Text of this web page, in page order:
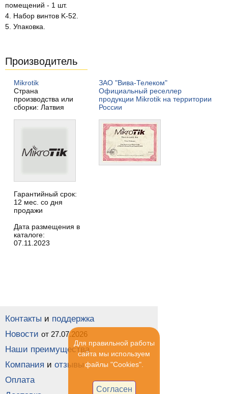
помещений - 1 шт.
4. Набор винтов K-52.
5. Упаковка.
Производитель
Mikrotik
Страна
производства или
сборки: Латвия
Гарантийный срок:
12 мес. со дня
продажи
Дата размещения в
каталоге:
07.11.2023
ЗАО "Вива-Телеком"
Официальный реселлер
продукции Mikrotik на территории
России
Контакты и поддержка
Новости от 27.07.2026
Наши преимущества
Компания и отзывы
Оплата
Для правильной работы
сайта мы используем
файлы "Cookies".
Согласен